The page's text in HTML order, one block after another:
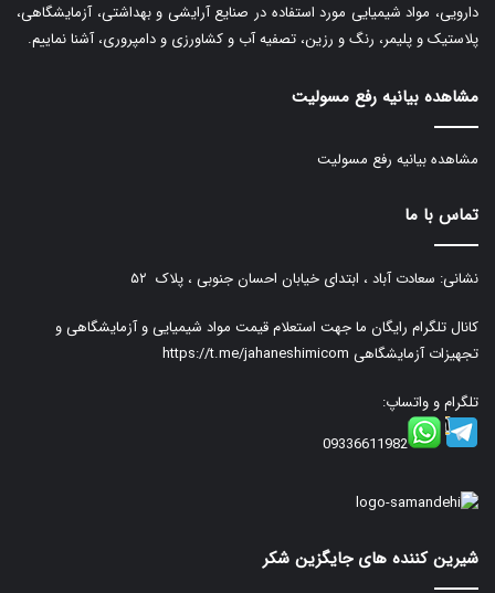
دارویی، مواد شیمیایی مورد استفاده در صنایع آرایشی و بهداشتی، آزمایشگاهی،
پلاستیک و پلیمر، رنگ و رزین، تصفیه آب و کشاورزی و دامپروری، آشنا نماییم.
مشاهده بیانیه رفع مسولیت
مشاهده بیانیه رفع مسولیت
تماس با ما
نشانی: سعادت آباد ، ابتدای خیابان احسان جنوبی ، پلاک ۵۲
کانال تلگرام رایگان ما جهت استعلام قیمت مواد شیمیایی و آزمایشگاهی و
تجهیزات آزمایشگاهی https://t.me/jahaneshimicom
تلگرام و واتساپ:
09336611982
شیرین کننده های جایگزین شکر